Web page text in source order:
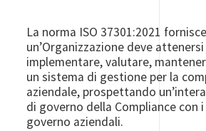
La norma ISO 37301:2021
un’Organizzazione deve
implementare, valutare,
un sistema di gestione per la
aziendale, prospettando
di governo della Compliance con
governo aziendali.